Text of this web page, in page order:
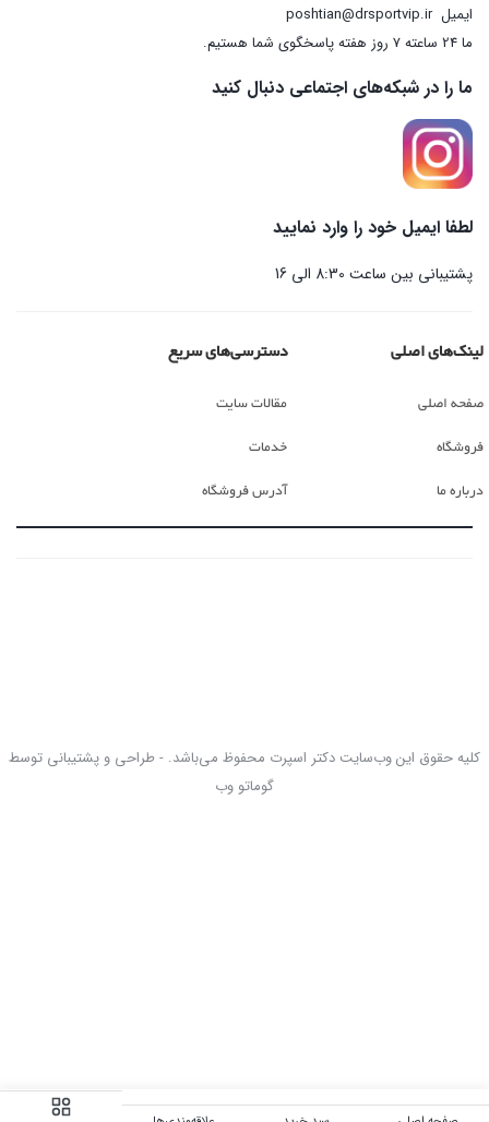
ایمیلposhtian@drsportvip.ir
ما 24 ساعته 7 روز هفته پاسخگوی شما هستیم.
ما را در شبکه‌های اجتماعی دنبال کنید
لطفا ایمیل خود را وارد نمایید
پشتیبانی بین ساعت 8:30 الی 16
لینک‌های اصلی
صفحه اصلی
فروشگاه
درباره ما
دسترسی‌های سریع
مقالات سایت
خدمات
آدرس فروشگاه
کلیه حقوق این وب‌سایت دکتر اسپرت محفوظ می‌باشد. - طراحی و پشتیبانی توسط
گوماتو وب